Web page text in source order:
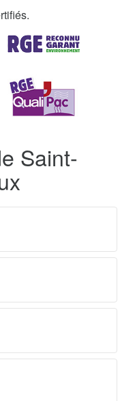
Saint-